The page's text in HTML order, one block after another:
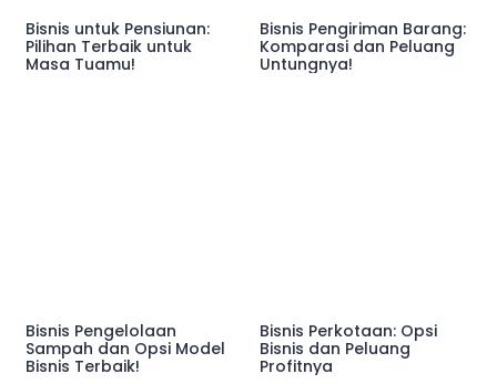
Bisnis untuk Pensiunan:
Pilihan Terbaik untuk
Masa Tuamu!
Bisnis Pengiriman Barang:
Komparasi dan Peluang
Untungnya!
Bisnis Pengelolaan
Sampah dan Opsi Model
Bisnis Terbaik!
Bisnis Perkotaan: Opsi
Bisnis dan Peluang
Profitnya